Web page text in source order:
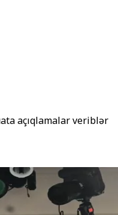
açıqlamalar veriblər